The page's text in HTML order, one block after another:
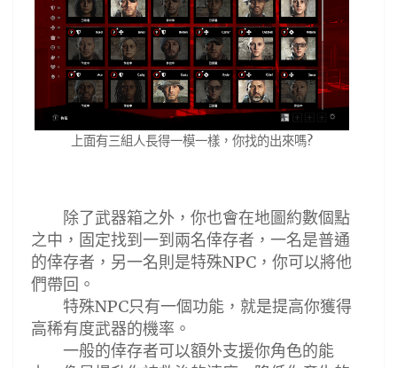
上面有三組人長得一模一樣，你找的出來嗎?
除了武器箱之外，你也會在地圖約數個點
之中，固定找到一到兩名倖存者，一名是普通
的倖存者，另一名則是特殊NPC ，你可以將他
們帶回。
特殊NPC只有一個功能，就是提高你獲得
高稀有度武器的機率。
一般的倖存者可以額外支援你角色的能